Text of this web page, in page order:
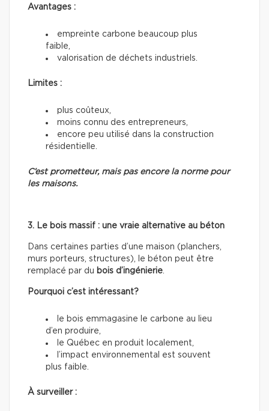
Avantages :
empreinte carbone beaucoup plus
faible,
valorisation de déchets industriels.
Limites :
plus coûteux,
moins connu des entrepreneurs,
encore peu utilisé dans la construction
résidentielle.
C’est prometteur, mais pas encore la norme pour
les maisons.
3. Le bois massif : une vraie alternative au béton
Dans certaines parties d’une maison (planchers,
murs porteurs, structures), le béton peut être
remplacé par du bois d’ingénierie.
Pourquoi c’est intéressant?
le bois emmagasine le carbone au lieu
d’en produire,
le Québec en produit localement,
l’impact environnemental est souvent
plus faible.
À surveiller :